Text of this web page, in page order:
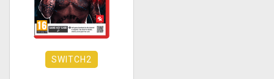
SWITCH2